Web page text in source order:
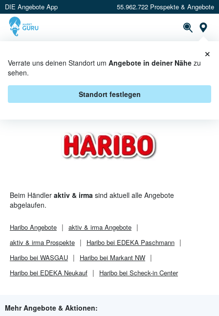
DIE Angebote App 55.962.722 Prospekte & Angebote
Verrate uns deinen Standort um Angebote in deiner Nähe zu
sehen.
Standort festlegen
×
HARIBO BEI AKTIV & IRMA -
ANGEBOTE & AKTIONEN
Beim Händler aktiv & irma sind aktuell alle Angebote
abgelaufen.
Haribo Angebote aktiv & irma Angebote
aktiv & irma Prospekte
Haribo bei EDEKA Paschmann
Haribo bei WASGAU
Haribo bei Markant NW
Haribo bei EDEKA Neukauf
Haribo bei Scheck-in Center
Mehr Angebote & Aktionen: